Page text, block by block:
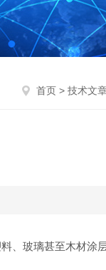
首页 > 技术文
玻璃甚至木材涂层